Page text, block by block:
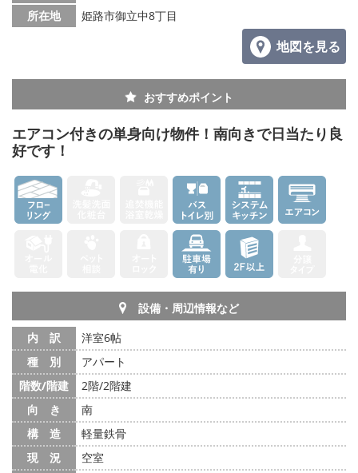
所在地
姫路市御立中8丁目
地図を見る
おすすめポイント
エアコン付きの単身向け物件！南向きで日当たり良
好です！
設備・周辺情報など
内 訳
洋室6帖
種 別
アパート
階数/階建
2階/2階建
向 き
南
構 造
軽量鉄骨
現 況
空室